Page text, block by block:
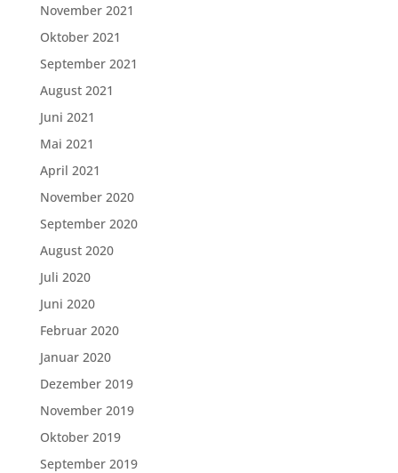
November 2021
Oktober 2021
September 2021
August 2021
Juni 2021
Mai 2021
April 2021
November 2020
September 2020
August 2020
Juli 2020
Juni 2020
Februar 2020
Januar 2020
Dezember 2019
November 2019
Oktober 2019
September 2019